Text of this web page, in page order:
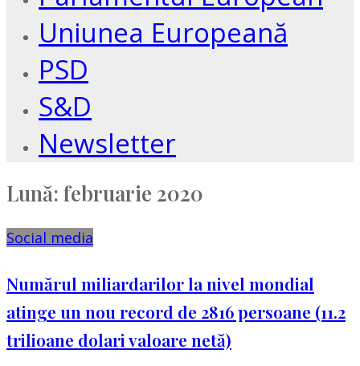
Uniunea Europeană
PSD
S&D
Newsletter
Lună: februarie 2020
Social media
Numărul miliardarilor la nivel mondial
atinge un nou record de 2816 persoane (11.2
trilioane dolari valoare netă)